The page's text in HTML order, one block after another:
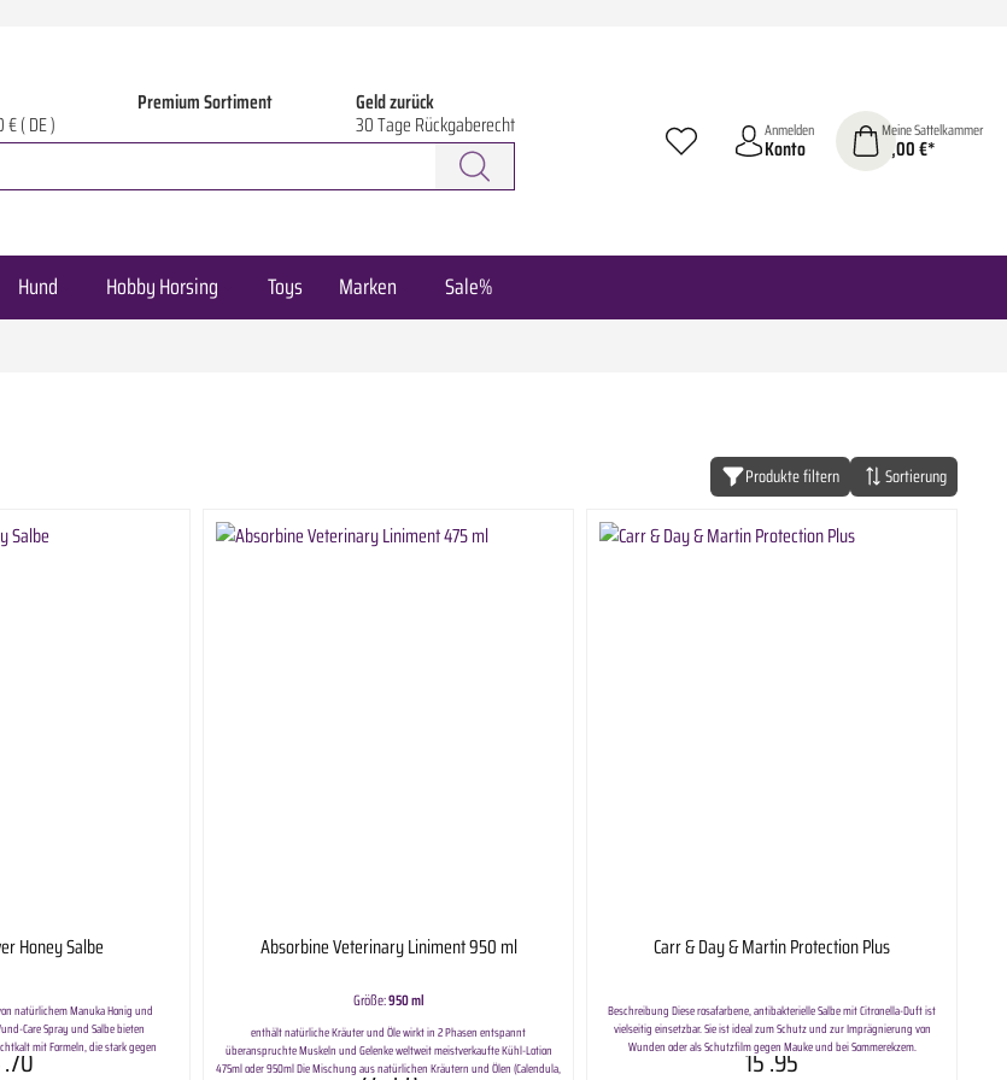
( DE )
Premium Sortiment Geld zurück
30 Tage Rückgaberecht Anmelden
Konto
Meine Sattelkammer
0,00 €*
Hund Hobby Horsing Toys Marken Sale%
Produkte filtern Sortierung
Honey Salbe
natürlichem Manuka Honig und
Care Spray und Salbe bieten
mit Formeln, die stark gegen
bei einer Reihe von Hautproblemen
.70
Absorbine Veterinary Liniment 950 ml
Größe:950 ml
enthält natürliche Kräuter und Öle wirkt in 2 Phasen entspannt
überanspruchte Muskeln und Gelenke weltweit meistverkaufte Kühl-Lotion
475ml oder 950ml Die Mischung aus natürlichen Kräutern und Ölen (Calendula,
Carr & Day & Martin Protection Plus
Beschreibung Diese rosafarbene, antibakterielle Salbe mit Citronella-Duft ist
vielseitig einsetzbar. Sie ist ideal zum Schutz und zur Imprägnierung von
Wunden oder als Schutzfilm gegen Mauke und bei Sommerekzem.
Unentbehrlich für jede Putzbox. Anwendung Stellen Sie sicher, dass die
15.95